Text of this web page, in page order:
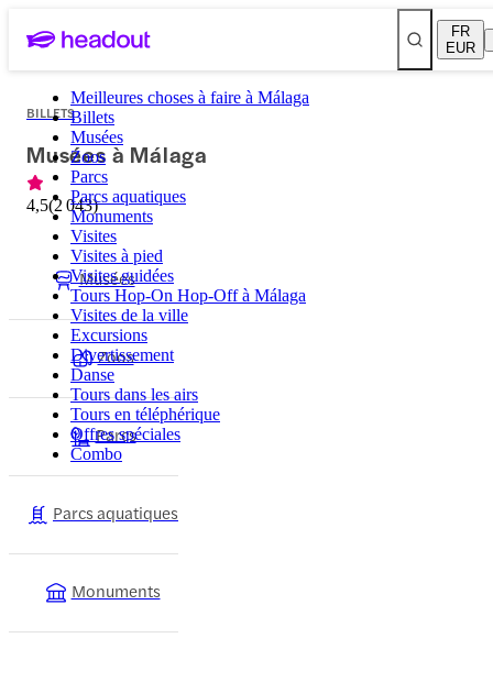
FR
EUR
Meilleures choses à faire à Málaga
Billets
Musées
Zoos
Parcs
Parcs aquatiques
Monuments
Visites
Visites à pied
Visites guidées
Tours Hop-On Hop-Off à Málaga
Visites de la ville
Excursions
Divertissement
Danse
Tours dans les airs
Tours en téléphérique
Offres spéciales
Combo
BILLETS
Musées à Málaga
4,5(2 043)
Musées
Zoos
Parcs
Parcs aquatiques
Monuments